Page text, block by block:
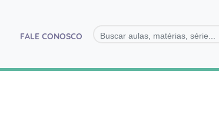
FALE CONOSCO